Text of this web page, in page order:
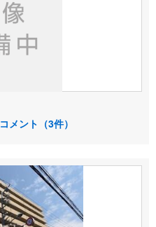
コメント（3件）